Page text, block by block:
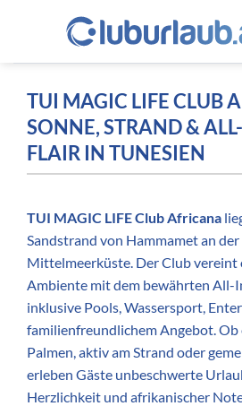
TUI MAGIC LIFE CLUB
SONNE, STRAND &
FLAIR IN TUNESIEN
TUI MAGIC LIFE Club Africana
Sandstrand von Hammamet an
Mittelmeerküste. Der Club vereint
Ambiente mit dem bewährten All-
inklusive Pools, Wassersport,
familienfreundlichem Angebot.
Palmen, aktiv am Strand oder
erleben Gäste unbeschwerte
Herzlichkeit und afrikanischer